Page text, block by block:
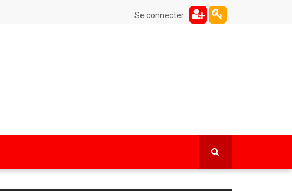
Se connecter :